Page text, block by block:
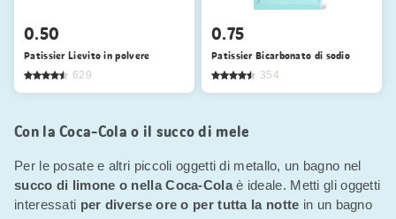
0.50
Patissier Lievito in polvere
629
0.75
Patissier Bicarbonato di sodio
354
Con la Coca-Cola o il succo di mele
Per le posate e altri piccoli oggetti di metallo, un bagno nel
succo di limone o nella Coca-Colaè ideale. Metti gli oggetti
interessati per diverse ore o per tutta la notte in un bagno